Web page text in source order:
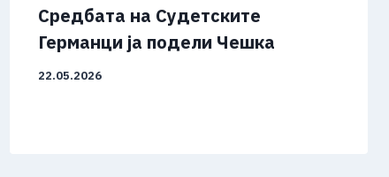
Средбата на Судетските
Германци ја подели Чешка
22.05.2026